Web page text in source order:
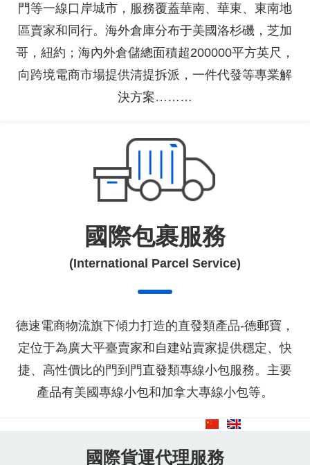
門等一線口岸城市，服務覆蓋華南、華東、東南地
區賣家和同行。海外倉庫分布于美國洛杉磯，芝加
哥，紐約；海內外倉儲總面積超200000平方英尺，
向跨境電商市場提供清提拆派，一件代發等專業解
決方案………
國際包裹服務
(International Parcel Service)
德速電商物流旗下傾力打造的直發類產品-德郵寶，
定位于為廣大平臺賣家和自建站賣家提供穩定、快
捷、高性價比的門到門直發類專線小包服務。主要
產品有美國專線小包和加拿大專線小包等。
國際貨運代理服務